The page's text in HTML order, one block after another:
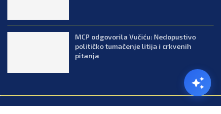
MCP odgovorila Vučiću: Nedopustivo
političko tumačenje litija i crkvenih
pitanja